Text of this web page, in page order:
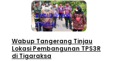
BeritaBranding
Inspirasi
Wabup Tangerang Tinjau
Lokasi Pembangunan TPS3R
di Tigaraksa